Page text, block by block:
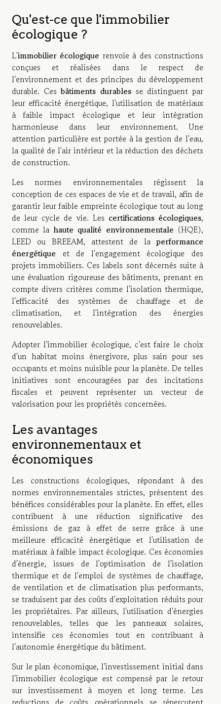
Qu'est-ce que l'immobilier
écologique ?
L'immobilier écologique renvoie à des constructions
conçues et réalisées dans le respect de
l'environnement et des principes du développement
durable. Cesbâtiments durables se distinguent par
leur efficacité énergétique, l'utilisation de matériaux
à faible impact écologique et leur intégration
harmonieuse dans leur environnement. Une
attention particulière est portée à la gestion de l'eau,
la qualité de l'air intérieur et la réduction des déchets
de construction.
Les normes environnementales régissent la
conception de ces espaces de vie et de travail, afin de
garantir leur faible empreinte écologique tout au long
de leur cycle de vie. Les certifications écologiques,
comme lahaute qualité environnementale (HQE),
LEED ou BREEAM, attestent de la performance
énergétique et de l'engagement écologique des
projets immobiliers. Ces labels sont décernés suite à
une évaluation rigoureuse des bâtiments, prenant en
compte divers critères comme l'isolation thermique,
l'efficacité des systèmes de chauffage et de
climatisation, et l'intégration des énergies
renouvelables.
Adopter l'immobilier écologique, c'est faire le choix
d'un habitat moins énergivore, plus sain pour ses
occupants et moins nuisible pour la planète. De telles
initiatives sont encouragées par des incitations
fiscales et peuvent représenter un vecteur de
valorisation pour les propriétés concernées.
Les avantages
environnementaux et
économiques
Les constructions écologiques, répondant à des
normes environnementales strictes, présentent des
bénéfices considérables pour la planète. En effet, elles
contribuent à une réduction significative des
émissions de gaz à effet de serre grâce à une
meilleure efficacité énergétique et l'utilisation de
matériaux à faible impact écologique. Ces économies
d'énergie, issues de l'optimisation de l'isolation
thermique et de l'emploi de systèmes de chauffage,
de ventilation et de climatisation plus performants,
se traduisent par des coûts d'exploitation réduits pour
les propriétaires. Par ailleurs, l'utilisation d'énergies
renouvelables, telles que les panneaux solaires,
intensifie ces économies tout en contribuant à
l'autonomie énergétique du bâtiment.
Sur le plan économique, l'investissement initial dans
l'immobilier écologique est compensé par le retour
sur investissement à moyen et long terme. Les